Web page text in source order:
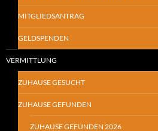
MITGLIEDSANTRAG
GELDSPENDEN
VERMITTLUNG
ZUHAUSE GESUCHT
ZUHAUSE GEFUNDEN
ZUHAUSE GEFUNDEN 2026